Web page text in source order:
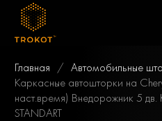
Главная
Автомобильные
Каркасные автошторки на
наст.время) Внедорожник 5 дв.
STANDART